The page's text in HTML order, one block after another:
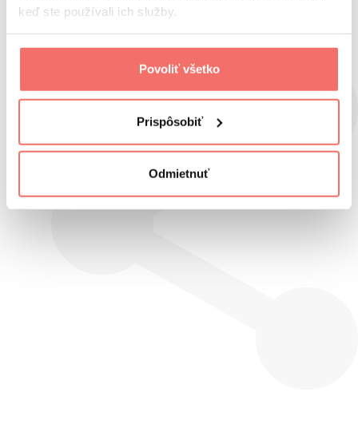
keď ste používali ich služby.
Povoliť všetko
Prispôsobiť
Odmietnuť